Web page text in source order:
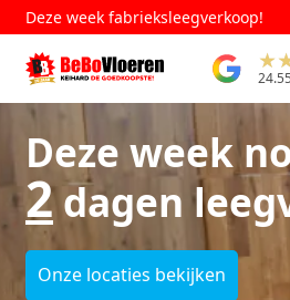
Deze week fabrieksleegverkoop!
Deze week
2dagen
Onze locaties bekijken